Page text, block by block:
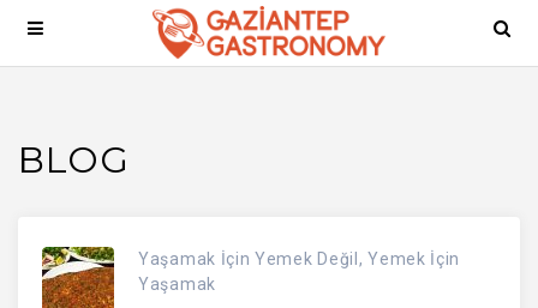
BLOG
Yaşamak İçin Yemek Değil, Yemek İçin
Yaşamak